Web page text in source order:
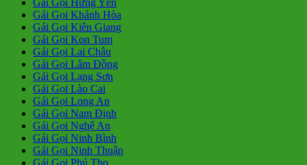
Gái Gọi Hưng Yên
Gái Gọi Khánh Hòa
Gái Gọi Kiên Giang
Gái Gọi Kon Tum
Gái Gọi Lai Châu
Gái Gọi Lâm Đồng
Gái Gọi Lạng Sơn
Gái Gọi Lào Cai
Gái Gọi Long An
Gái Gọi Nam Định
Gái Gọi Nghệ An
Gái Gọi Ninh Bình
Gái Gọi Ninh Thuận
Gái Gọi Phú Thọ